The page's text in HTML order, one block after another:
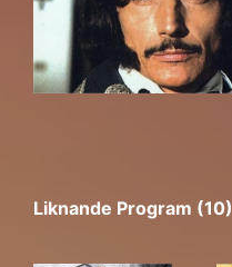
Liknande Program (10)